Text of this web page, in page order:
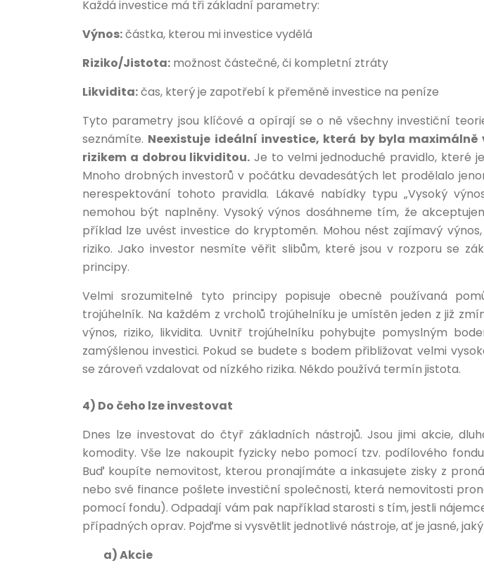
Každá investice má tři základní parametry:
Výnos:částka, kterou mi investice vydělá
Riziko/Jistota: možnost částečné, či kompletní ztráty
Likvidita:čas, který je zapotřebí k přeměně investice na peníze
Tyto parametry jsou klíčové a opírají se o ně všechny investiční
seznámíte. Neexistuje ideální investice, která by byla maximálně
rizikem a dobrou likviditou. Je to velmi jednoduché pravidlo, které
Mnoho drobných investorů v počátku devadesátých let prodělalo
nerespektování tohoto pravidla. Lákavé nabídky typu „Vysoký
nemohou být naplněny. Vysoký výnos dosáhneme tím, že
příklad lze uvést investice do kryptoměn. Mohou nést zajímavý
riziko. Jako investor nesmíte věřit slibům, které jsou v rozporu se
principy.
Velmi srozumitelně tyto principy popisuje obecně používaná
trojúhelník. Na každém z vrcholů trojúhelníku je umístěn jeden z již
výnos, riziko, likvidita. Uvnitř trojúhelníku pohybujte pomyslným
zamýšlenou investici. Pokud se budete s bodem přibližovat velmi
se zároveň vzdalovat od nízkého rizika. Někdo používá termín jistota.
4) Do čeho lze investovat
Dnes lze investovat do čtyř základních nástrojů. Jsou jimi akcie,
komodity. Vše lze nakoupit fyzicky nebo pomocí tzv. podílového
Buď koupíte nemovitost, kterou pronajímáte a inkasujete zisky z
nebo své finance pošlete investiční společnosti, která nemovitosti
pomocí fondu). Odpadají vám pak například starosti s tím, jestli
případných oprav. Pojďme si vysvětlit jednotlivé nástroje, ať je jasné,
a) Akcie